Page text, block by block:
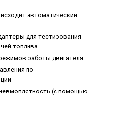
автоматический
для тестирования
топлива
работы двигателя
по
(с помощью